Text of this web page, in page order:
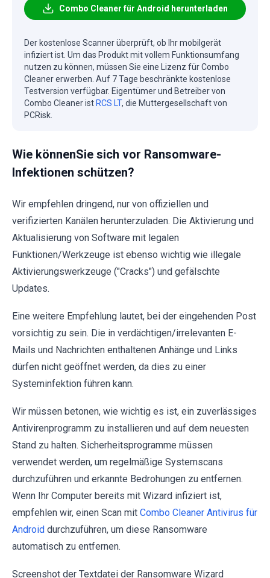
Combo Cleaner für Android herunterladen
Der kostenlose Scanner überprüft, ob Ihr mobilgerät
infiziert ist. Um das Produkt mit vollem Funktionsumfang
nutzen zu können, müssen Sie eine Lizenz für Combo
Cleaner erwerben. Auf 7 Tage beschränkte kostenlose
Testversion verfügbar. Eigentümer und Betreiber von
Combo Cleaner ist RCS LT, die Muttergesellschaft von
PCRisk.
Wie könnenSie sich vor Ransomware-
Infektionen schützen?
Wir empfehlen dringend, nur von offiziellen und
verifizierten Kanälen herunterzuladen. Die Aktivierung und
Aktualisierung von Software mit legalen
Funktionen/Werkzeuge ist ebenso wichtig wie illegale
Aktivierungswerkzeuge ("Cracks") und gefälschte
Updates.
Eine weitere Empfehlung lautet, bei der eingehenden Post
vorsichtig zu sein. Die in verdächtigen/irrelevanten E-
Mails und Nachrichten enthaltenen Anhänge und Links
dürfen nicht geöffnet werden, da dies zu einer
Systeminfektion führen kann.
Wir müssen betonen, wie wichtig es ist, ein zuverlässiges
Antivirenprogramm zu installieren und auf dem neuesten
Stand zu halten. Sicherheitsprogramme müssen
verwendet werden, um regelmäßige Systemscans
durchzuführen und erkannte Bedrohungen zu entfernen.
Wenn Ihr Computer bereits mit Wizard infiziert ist,
empfehlen wir, einen Scan mit Combo Cleaner Antivirus für
Android durchzuführen, um diese Ransomware
automatisch zu entfernen.
Screenshot der Textdatei der Ransomware Wizard